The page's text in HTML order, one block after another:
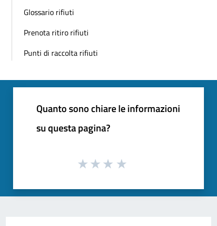
Glossario rifiuti
Prenota ritiro rifiuti
Punti di raccolta rifiuti
Quanto sono chiare le informazioni
su questa pagina?